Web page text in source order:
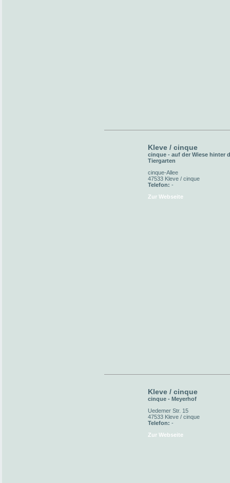
Kleve / cinque
cinque - auf der Wiese hinter
Tiergarten
cinque-Allee
47533 Kleve / cinque
Telefon: -
Zur Webseite
Kleve / cinque
cinque - Meyerhof
Uedemer Str. 15
47533 Kleve / cinque
Telefon: -
Zur Webseite